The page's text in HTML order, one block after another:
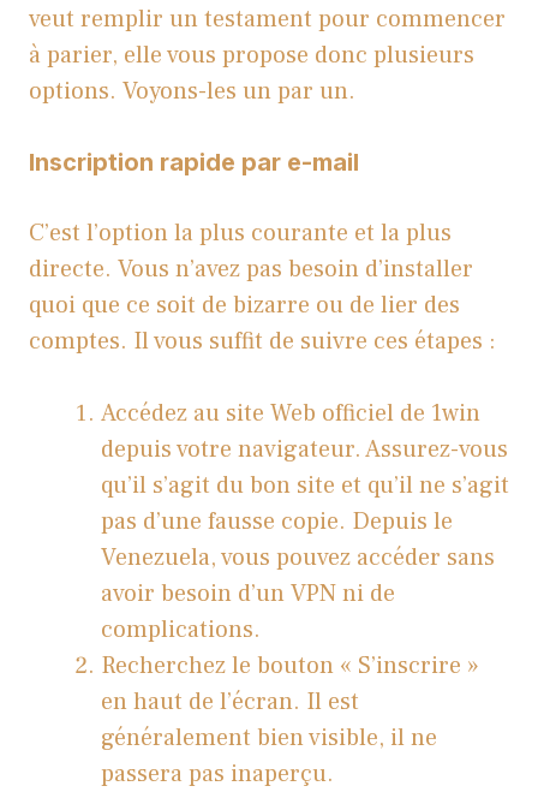
veut remplir un testament pour commencer
à parier, elle vous propose donc plusieurs
options. Voyons-les un par un.
Inscription rapide par e-mail
C’est l’option la plus courante et la plus
directe. Vous n’avez pas besoin d’installer
quoi que ce soit de bizarre ou de lier des
comptes. Il vous suffit de suivre ces étapes :
Accédez au site Web officiel de 1win
depuis votre navigateur. Assurez-vous
qu’il s’agit du bon site et qu’il ne s’agit
pas d’une fausse copie. Depuis le
Venezuela, vous pouvez accéder sans
avoir besoin d’un VPN ni de
complications.
Recherchez le bouton « S’inscrire »
en haut de l’écran. Il est
généralement bien visible, il ne
passera pas inaperçu.